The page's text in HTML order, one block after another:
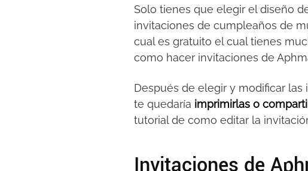
Solo tienes que elegir el diseño
invitaciones de cumpleaños de
cual es gratuito el cual tienes
como hacer invitaciones de
Después de elegir y modificar
te quedaría imprimirlas o
tutorial de como editar la
Invitaciones de